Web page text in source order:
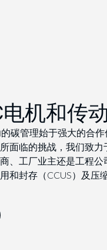
机和传
碳管理始于强大的合
面临的挑战，我们致
、工厂业主还是工程
和封存（CCUS）及压